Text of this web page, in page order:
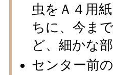
虫をＡ４用
ちに、今ま
ど、細かな
センター前